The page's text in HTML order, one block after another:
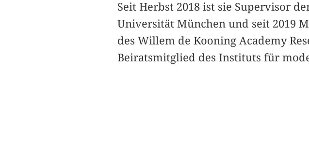
Seit Herbst 2018 ist sie Supervisor
Universität München und seit 2019
des Willem de Kooning Academy
Beiratsmitglied des Instituts für